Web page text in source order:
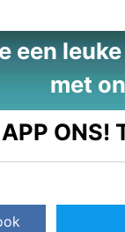
een
met
APP ONS!